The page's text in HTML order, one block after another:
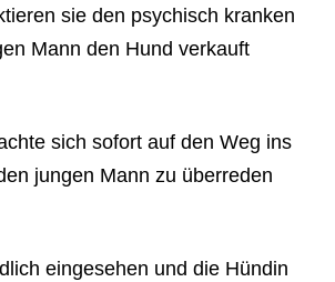
sie den psychisch kranken
Mann den Hund verkauft
sich sofort auf den Weg ins
jungen Mann zu überreden
eingesehen und die Hündin